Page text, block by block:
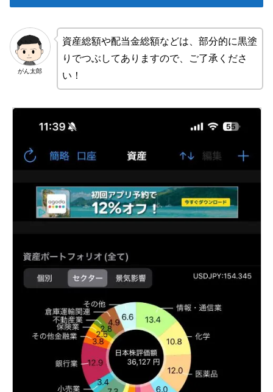
がん太郎
資産総額や配当金総額などは、部分的に黒塗
りでつぶしてありますので、ご了承くださ
い！